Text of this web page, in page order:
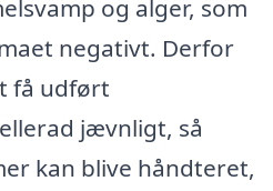
og alger, som
negativt. Derfor
få udført
jævnligt, så
kan blive håndteret,